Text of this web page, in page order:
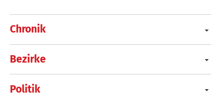
Chronik
Bezirke
Politik